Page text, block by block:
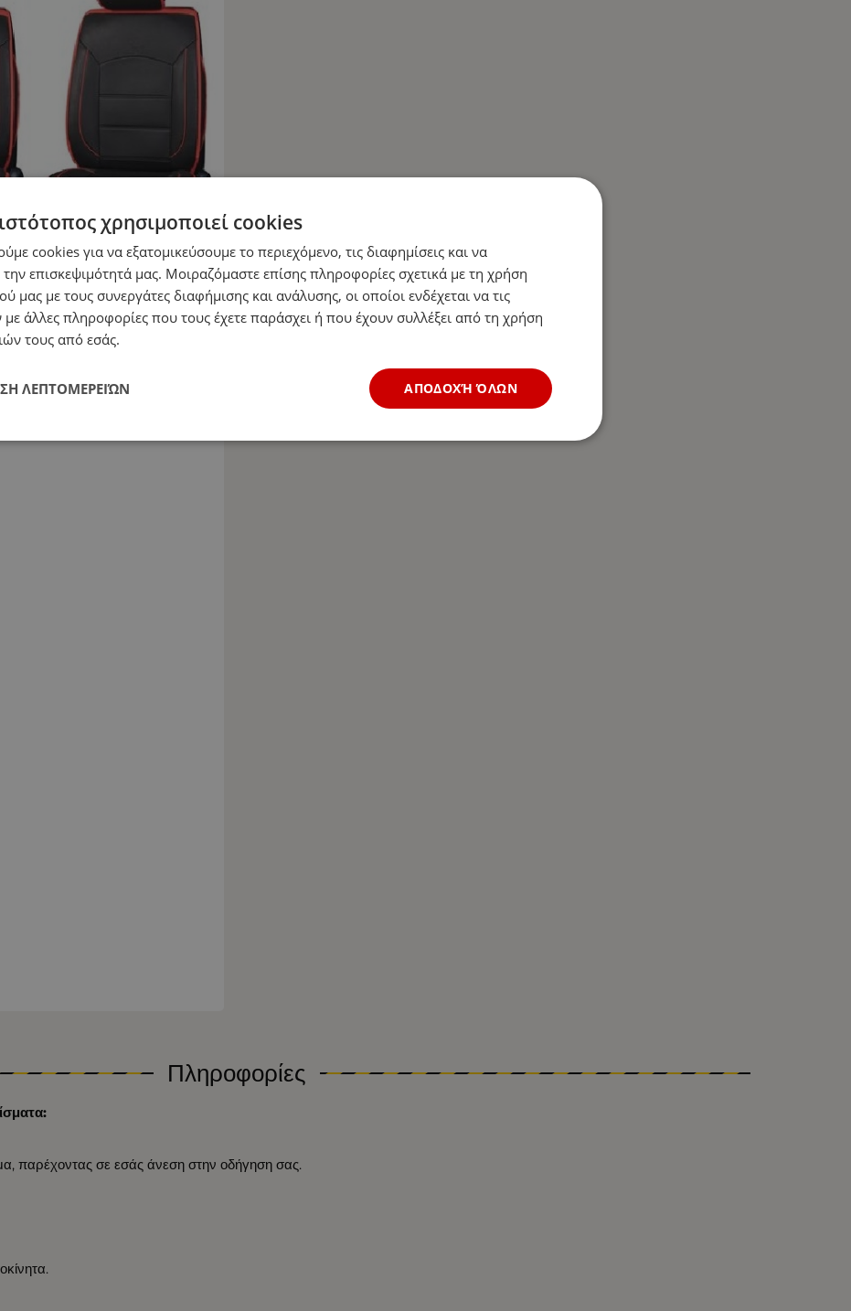
Πληροφορίες
παρέχοντας σε εσάς άνεση στην οδήγηση σας.
χρησιμοποιεί cookies
cookies για να εξατομικεύσουμε το περιεχόμενο, τις διαφημίσεις και να
επισκεψιμότητά μας. Μοιραζόμαστε επίσης πληροφορίες σχετικά με τη χρήση
μας με τους συνεργάτες διαφήμισης και ανάλυσης, οι οποίοι ενδέχεται να τις
άλλες πληροφορίες που τους έχετε παράσχει ή που έχουν συλλέξει από τη χρήση
τους από εσάς.
ΑΠΟΔΟΧΉ ΌΛΩΝ
ΛΕΠΤΟΜΕΡΕΙΏΝ